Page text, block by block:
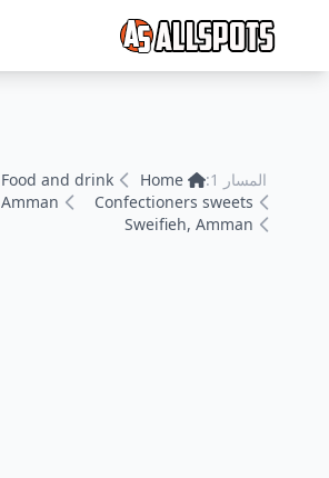
المسار 1: Home
Food and drink
Confectioners sweets
Amman
Sweifieh, Amman